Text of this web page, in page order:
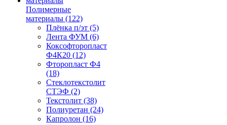
Полимерные
материалы (122)
Плёнка п/эт (5)
Лента ФУМ (6)
Коксофторопласт
Ф4К20 (12)
Фторопласт Ф4
(18)
Стеклотекстолит
СТЭФ (2)
Текстолит (38)
Полиуретан (24)
Капролон (16)